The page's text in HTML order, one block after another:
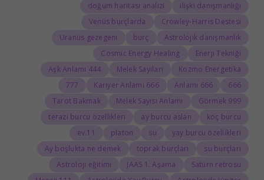
ilişki danışmanlığı
doğum haritası analizi
Crowley-Harris Destesi
Venüs burçlarda
Astrolojik danışmanlık
burç
Uranüs gezegeni
Enerji Tekniği
Cosmic Energy Healing
Kozmo Energetika
Melek Sayıları
444 Aşk Anlamı
666
666 Anlamı
666 Kariyer Anlamı
777
999 Görmek
Melek Sayısı Anlamı
Tarot Bakmak
koç burcu
ay burcu aslan
terazi burcu özellikleri
yay burcu özellikleri
su
platon
11.ev
su burçları
toprak burçları
Ay boşlukta ne demek
Satürn retrosu
JAAS 1. Aşama
Astroloji eğitimi